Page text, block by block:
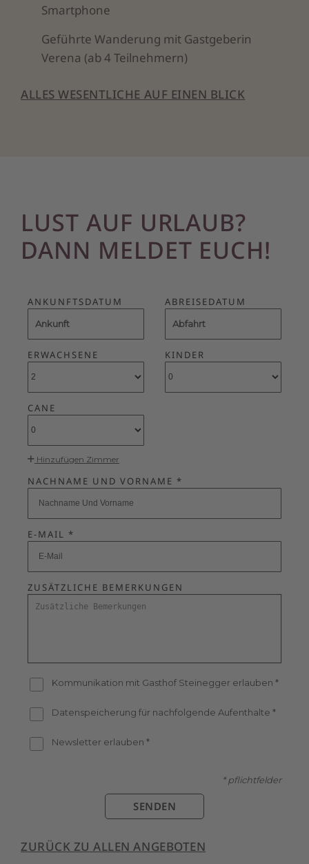
Smartphone
Geführte Wanderung mit Gastgeberin
Verena (ab 4 Teilnehmern)
ALLES WESENTLICHE AUF EINEN BLICK
LUST AUF URLAUB?
DANN MELDET EUCH!
ANKUNFTSDATUM
Ankunft
ABREISEDATUM
Abfahrt
ERWACHSENE KINDER
CANE
Hinzufügen Zimmer
NACHNAME UND VORNAME *
E-MAIL *
ZUSÄTZLICHE BEMERKUNGEN
Kommunikation mit Gasthof Steinegger erlauben *
Datenspeicherung für nachfolgende Aufenthalte *
Newsletter erlauben *
* pflichtfelder
SENDEN
ZURÜCK ZU ALLEN ANGEBOTEN